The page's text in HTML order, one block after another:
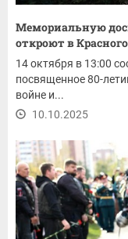
Мемориальную
откроют в
14 октября в 13:00
посвященное 80-
войне и...
10.10.2025